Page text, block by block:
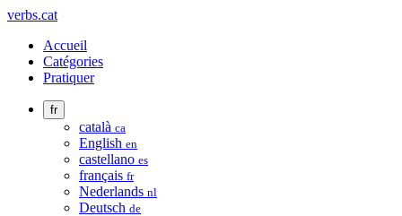
verbs.cat
Accueil
Catégories
Pratiquer
fr
català ca
English en
castellano es
français fr
Nederlands nl
Deutsch de